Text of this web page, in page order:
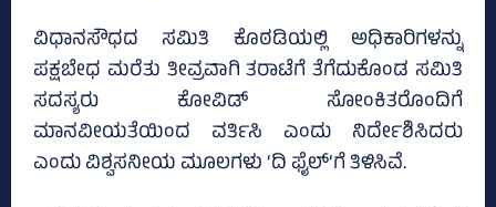
ವಿಧಾನಸೌಧದ ಸಮಿತಿ ಕೊಠಡಿಯಲ್ಲಿ ಅಧಿಕಾರಿಗಳನ್ನು
ಪಕ್ಷಬೇಧ ಮರೆತು ತೀವ್ರವಾಗಿ ತರಾಟೆಗೆ ತೆಗೆದುಕೊಂಡ ಸಮಿತಿ
ಸದಸ್ಯರು ಕೋವಿಡ್‌ ಸೋಂಕಿತರೊಂದಿಗೆ
ಮಾನವೀಯತೆಯಿಂದ ವರ್ತಿಸಿ ಎಂದು ನಿರ್ದೇಶಿಸಿದರು
ಎಂದು ವಿಶ್ವಸನೀಯ ಮೂಲಗಳು ‘ದಿ ಫೈಲ್‌’ಗೆ ತಿಳಿಸಿವೆ.